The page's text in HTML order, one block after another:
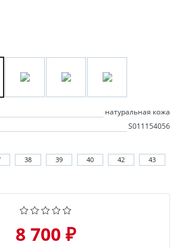
натуральная кожа
S011154056
38 39 40 42
43
8 700 ₽